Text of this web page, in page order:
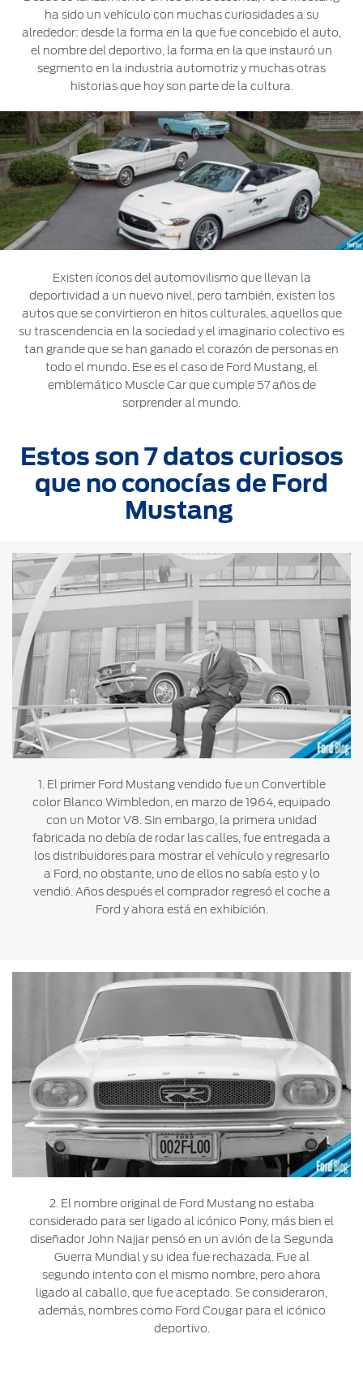
Ford
Custom
Garage
Kits de
Accesorios
Ford
Comerciales
Descubre
Tu Ford
Localiza un
Distribuidor
Certificados
Ford
D-
Tect
Colisión y
Partes
Originales
Precio de
Mantenimiento
Programa de
Vehículos
Comerciales
Motorcraft®
Cita de
Servicio
Promociones
Llamado
a
Revisión
Garantía
Soporte
Técnico
Soporte
Técnico
Desempeño
Seguridad
Cambiar
Contraseña
ha sido un vehículo con muchas curiosidades a su
alrededor: desde la forma en la que fue concebido el auto,
el nombre del deportivo, la forma en la que instauró un
segmento en la industria automotriz y muchas otras
historias que hoy son parte de la cultura.
Existen íconos del automovilismo que llevan la
deportividad a un nuevo nivel, pero también, existen los
autos que se convirtieron en hitos culturales, aquellos que
su trascendencia en la sociedad y el imaginario colectivo es
tan grande que se han ganado el corazón de personas en
todo el mundo. Ese es el caso de Ford Mustang, el
emblemático Muscle Car que cumple 57 años de
sorprender al mundo.
Estos son 7 datos curiosos
que no conocías de Ford
Mustang
1. El primer Ford Mustang vendido fue un Convertible
color Blanco Wimbledon, en marzo de 1964, equipado
con un Motor V8. Sin embargo, la primera unidad
fabricada no debía de rodar las calles, fue entregada a
los distribuidores para mostrar el vehículo y regresarlo
a Ford, no obstante, uno de ellos no sabía esto y lo
vendió. Años después el comprador regresó el coche a
Ford y ahora está en exhibición.
2. El nombre original de Ford Mustang no estaba
considerado para ser ligado al icónico Pony, más bien el
diseñador John Najjar pensó en un avión de la Segunda
Guerra Mundial y su idea fue rechazada. Fue al
segundo intento con el mismo nombre, pero ahora
ligado al caballo, que fue aceptado. Se consideraron,
además, nombres como Ford Cougar para el icónico
deportivo.